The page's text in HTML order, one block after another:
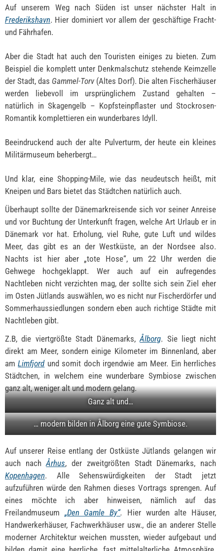
Auf unserem Weg nach Süden ist unser nächster Halt in
Frederikshavn. Hier dominiert vor allem der geschäftige Fracht-
und Fährhafen.
Aber die Stadt hat auch den Touristen einiges zu bieten. Zum
Beispiel die komplett unter Denkmalschutz stehende Keimzelle
der Stadt, das Gammel-Torv (Altes Dorf). Die alten Fischerhäuser
werden liebevoll im ursprünglichem Zustand gehalten –
natürlich in Skagengelb – Kopfsteinpflaster und Stockrosen-
Romantik komplettieren ein wunderbares Idyll.
Beeindruckend auch der alte Pulverturm, der heute ein kleines
Militärmuseum beherbergt…
Und klar, eine Shopping-Mile, wie das neudeutsch heißt, mit
Kneipen und Bars bietet das Städtchen natürlich auch.
Überhaupt sollte der Dänemarkreisende sich vor seiner Anreise
und vor Buchtung der Unterkunft fragen, welche Art Urlaub er in
Dänemark vor hat. Erholung, viel Ruhe, gute Luft und wildes
Meer, das gibt es an der Westküste, an der Nordsee also.
Nachts ist hier aber „tote Hose“, um 22 Uhr werden die
Gehwege hochgeklappt. Wer auch auf ein aufregendes
Nachtleben nicht verzichten mag, der sollte sich sein Ziel eher
im Osten Jütlands auswählen, wo es nicht nur Fischerdörfer und
Sommerhaussiedlungen sondern eben auch richtige Städte mit
Nachtleben gibt.
Z.B, die viertgrößte Stadt Dänemarks,Ålborg. Sie liegt nicht
direkt am Meer, sondern einige Kilometer im Binnenland, aber
am Limfjordund somit doch irgendwie am Meer. Ein herrliches
Städtchen, in welchem eine wunderbare Symbiose zwischen
ganz alt, weniger alt und modern gelang.
Ganz alt und…
… modern bilden in Ålborg eine gute Symbiose.
Auf unserer Reise entlang der Ostküste Jütlands gelangen wir
auch nachÅrhus, der zweitgrößten Stadt Dänemarks, nach
Kopenhagen. Alle Sehenswürdigkeiten der Stadt jetzt
aufzuführen würde den Rahmen dieses Vortrags sprengen. Auf
eines möchte ich aber hinweisen, nämlich auf das
Freilandmuseum „Den Gamle By“.
Hier wurden alte Häuser,
Handwerkerhäuser, Fachwerkhäuser usw., die an anderer Stelle
moderner Architektur weichen mussten, wieder aufgebaut und